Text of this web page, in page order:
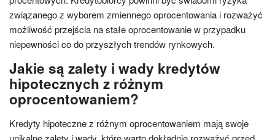
związanego z wyborem zmiennego oprocentowania i rozważyć
możliwość przejścia na stałe oprocentowanie w przypadku
niepewności co do przyszłych trendów rynkowych.
Jakie są zalety i wady kredytów
hipotecznych z różnym
oprocentowaniem?
Kredyty hipoteczne z różnym oprocentowaniem mają swoje